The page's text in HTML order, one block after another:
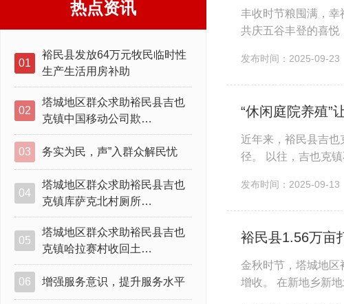
热点资讯
01
裕民县发放64万元牧民临时性
生产生活用房补助
02
塔城地区群众求助裕民县吉也
克镇中国移动公司欺…
03 务实为民，声”入群众解民忧
04
塔城地区群众求助裕民县吉也
克镇库萨克北村厕所…
05
塔城地区群众求助裕民县吉也
克镇哈拉赛村收回土…
06 增强服务意识，提升服务水平
丰收时节粮囤满，
共庆五谷丰登的喜悦
发布时间：2025-09-23
“休闲庭院养殖”
近年来，裕民县吉也
径。 以往，吉也克
发布时间：2025-09-13
裕民县1.56万亩
金秋时节，塔城地
增收。 在新地乡新